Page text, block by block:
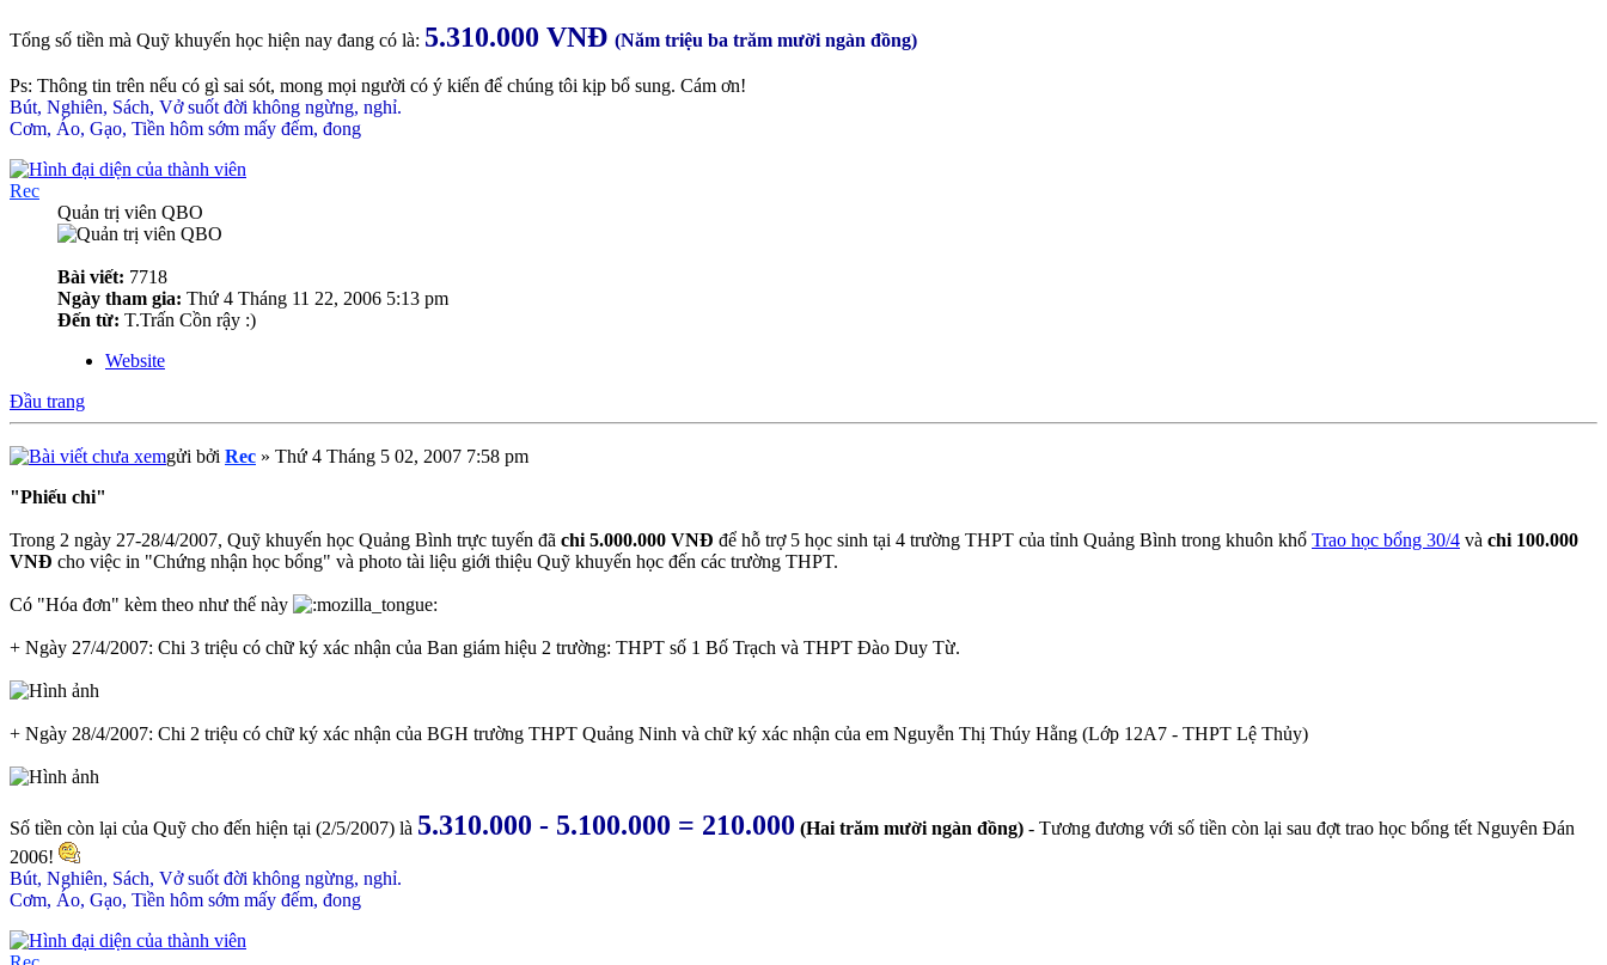
Tổng số tiền mà Quỹ khuyến học hiện nay đang có là: 5.310.000 VNĐ (Năm triệu ba trăm mười ngàn đồng)
Ps: Thông tin trên nếu có gì sai sót, mong mọi người có ý kiến để chúng tôi kịp bổ sung. Cám ơn!
Bút, Nghiên, Sách, Vở suốt đời không ngừng, nghỉ.
Cơm, Áo, Gạo, Tiền hôm sớm mấy đếm, đong
Rec
Quản trị viên QBO
Bài viết: 7718
Ngày tham gia: Thứ 4 Tháng 11 22, 2006 5:13 pm
Đến từ: T.Trấn Cồn rậy :)
Website
Đầu trang
gửi bởi Rec » Thứ 4 Tháng 5 02, 2007 7:58 pm
"Phiếu chi"
Trong 2 ngày 27-28/4/2007, Quỹ khuyến học Quảng Bình trực tuyến đã chi 5.000.000 VNĐ để hỗ trợ 5 học sinh tại 4 trường THPT của tỉnh Quảng Bình trong khuôn khổ Trao học bổng 30/4 và chi 100.000
VNĐ cho việc in "Chứng nhận học bổng" và photo tài liệu giới thiệu Quỹ khuyến học đến các trường THPT.
Có "Hóa đơn" kèm theo như thế này
+ Ngày 27/4/2007: Chi 3 triệu có chữ ký xác nhận của Ban giám hiệu 2 trường: THPT số 1 Bố Trạch và THPT Đào Duy Từ.
+ Ngày 28/4/2007: Chi 2 triệu có chữ ký xác nhận của BGH trường THPT Quảng Ninh và chữ ký xác nhận của em Nguyễn Thị Thúy Hằng (Lớp 12A7 - THPT Lệ Thủy)
Số tiền còn lại của Quỹ cho đến hiện tại (2/5/2007) là 5.310.000 - 5.100.000 = 210.000 (Hai trăm mười ngàn đồng) - Tương đương với số tiền còn lại sau đợt trao học bổng tết Nguyên Đán
2006!
Bút, Nghiên, Sách, Vở suốt đời không ngừng, nghỉ.
Cơm, Áo, Gạo, Tiền hôm sớm mấy đếm, đong